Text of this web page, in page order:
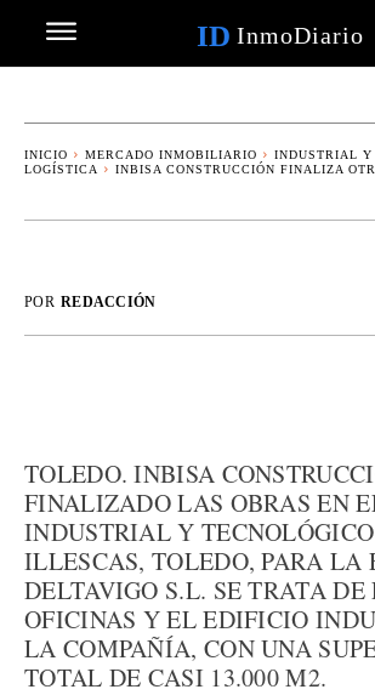
ID InmoDiario
INICIO MERCADO INMOBILIARIO
INDUSTRIAL Y
LOGÍSTICA
INBISA CONSTRUCCIÓN FINALIZA
POR REDACCIÓN
TOLEDO. INBISA
FINALIZADO LAS OBRAS EN
INDUSTRIAL Y
ILLESCAS, TOLEDO, PARA LA
DELTAVIGO S.L. SE TRATA DE
OFICINAS Y EL EDIFICIO
LA COMPAÑÍA, CON UNA
TOTAL DE CASI 13.000 M2.